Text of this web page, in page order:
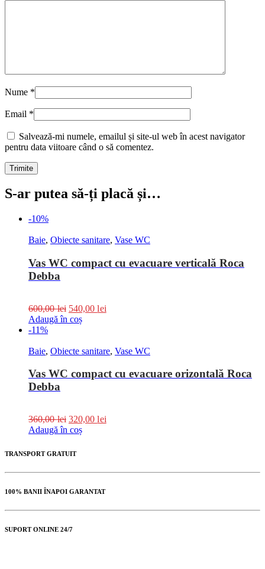
Nume *
Email *
Salvează-mi numele, emailul și site-ul web în acest navigator
pentru data viitoare când o să comentez.
S-ar putea să-ți placă și…
-10%
Baie, Obiecte sanitare, Vase WC
Vas WC compact cu evacuare verticală Roca
Debba
600,00lei 540,00lei
Adaugă în coș
-11%
Baie, Obiecte sanitare, Vase WC
Vas WC compact cu evacuare orizontală Roca
Debba
360,00lei 320,00lei
Adaugă în coș
TRANSPORT GRATUIT
100% BANII ÎNAPOI GARANTAT
SUPORT ONLINE 24/7